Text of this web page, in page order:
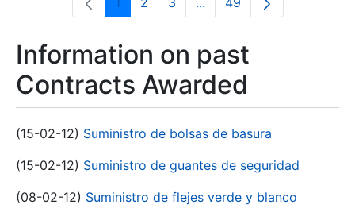
PagePagePageIntermediate Pages Use
Page
Information on past
Contracts Awarded
(15-02-12) Suministro de bolsas de basura
(15-02-12) Suministro de guantes de seguridad
(08-02-12) Suministro de flejes verde y blanco